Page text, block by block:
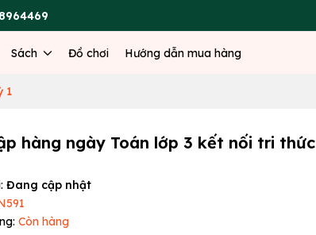
Sách Đồ chơi Hướng dẫn mua hàng
1
hàng ngày Toán lớp 3 kết nối tri thức
Đang cập nhật
Còn hàng